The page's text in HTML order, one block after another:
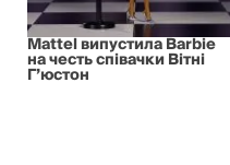
Mattel випустила Barbie
на честь співачки Вітні
Г’юстон